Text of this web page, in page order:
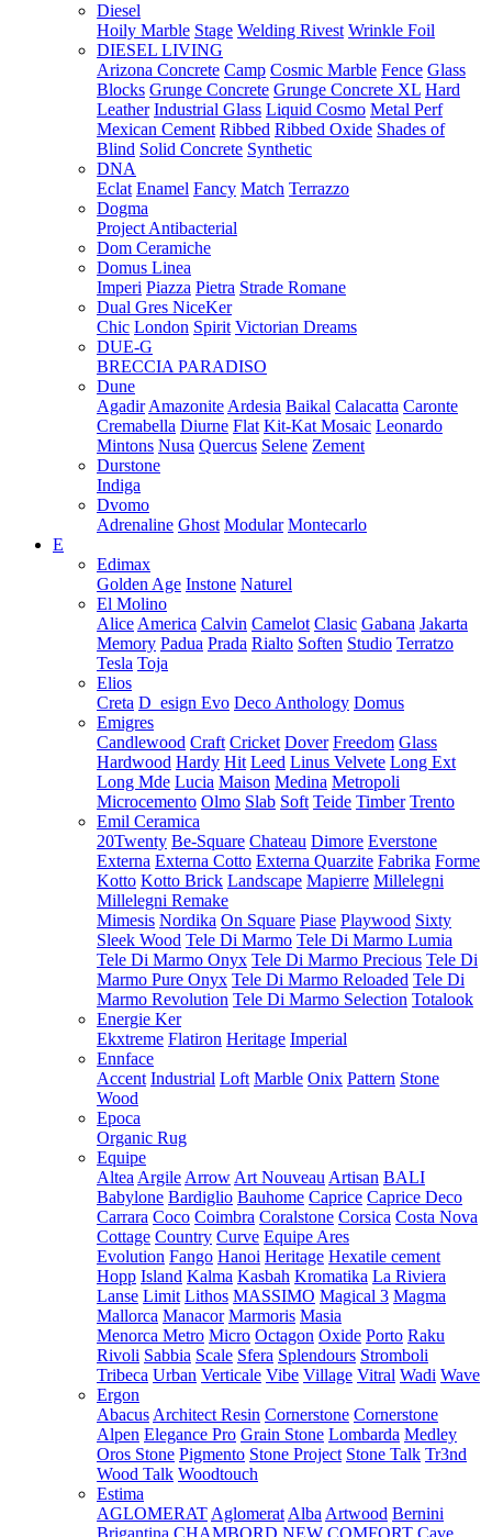
Diesel
Hoily Marble Stage Welding Rivest Wrinkle Foil
DIESEL LIVING
Arizona Concrete Camp Cosmic Marble Fence Glass
Blocks Grunge Concrete Grunge Concrete XL Hard
Leather Industrial Glass Liquid Cosmo Metal Perf
Mexican Cement Ribbed Ribbed Oxide Shades of
Blind Solid Concrete Synthetic
DNA
Eclat Enamel Fancy Match Terrazzo
Dogma
Project Antibacterial
Dom Ceramiche
Domus Linea
Imperi Piazza Pietra Strade Romane
Dual Gres NiceKer
Chic London Spirit Victorian Dreams
DUE-G
BRECCIA PARADISO
Dune
Agadir Amazonite Ardesia Baikal Calacatta Caronte
Cremabella Diurne Flat Kit-Kat Mosaic Leonardo
Mintons Nusa Quercus Selene Zement
Durstone
Indiga
Dvomo
Adrenaline Ghost Modular Montecarlo
E
Edimax
Golden Age Instone Naturel
El Molino
Alice America Calvin Camelot Clasic Gabana Jakarta
Memory Padua Prada Rialto Soften Studio Terratzo
Tesla Toja
Elios
Creta D_esign Evo Deco Anthology Domus
Emigres
Candlewood Craft Cricket Dover Freedom Glass
Hardwood Hardy Hit Leed Linus Velvete Long Ext
Long Mde Lucia Maison Medina Metropoli
Microcemento Olmo Slab Soft Teide Timber Trento
Emil Ceramica
20Twenty Be-Square Chateau Dimore Everstone
Externa Externa Cotto Externa Quarzite Fabrika Forme
Kotto Kotto Brick Landscape Mapierre Millelegni
Millelegni Remake
Mimesis Nordika On Square Piase Playwood Sixty
Sleek Wood Tele Di Marmo Tele Di Marmo Lumia
Tele Di Marmo Onyx Tele Di Marmo Precious Tele Di
Marmo Pure Onyx Tele Di Marmo Reloaded Tele Di
Marmo Revolution Tele Di Marmo Selection Totalook
Energie Ker
Ekxtreme Flatiron Heritage Imperial
Ennface
Accent Industrial Loft Marble Onix Pattern Stone
Wood
Epoca
Organic Rug
Equipe
Altea Argile Arrow Art Nouveau Artisan BALI
Babylone Bardiglio Bauhome Caprice Caprice Deco
Carrara Coco Coimbra Coralstone Corsica Costa Nova
Cottage Country Curve Equipe Ares
Evolution Fango Hanoi Heritage Hexatile cement
Hopp Island Kalma Kasbah Kromatika La Riviera
Lanse Limit Lithos MASSIMO Magical 3 Magma
Mallorca Manacor Marmoris Masia
Menorca Metro Micro Octagon Oxide Porto Raku
Rivoli Sabbia Scale Sfera Splendours Stromboli
Tribeca Urban Verticale Vibe Village Vitral Wadi Wave
Ergon
Abacus Architect Resin Cornerstone Cornerstone
Alpen Elegance Pro Grain Stone Lombarda Medley
Oros Stone Pigmento Stone Project Stone Talk Tr3nd
Wood Talk Woodtouch
Estima
AGLOMERAT Aglomerat Alba Artwood Bernini